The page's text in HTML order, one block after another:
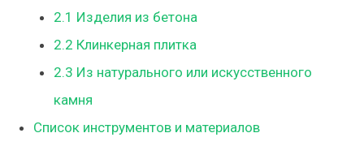
2.1 Изделия из бетона
2.2 Клинкерная плитка
2.3 Из натурального или искусственного
камня
Список инструментов и материалов